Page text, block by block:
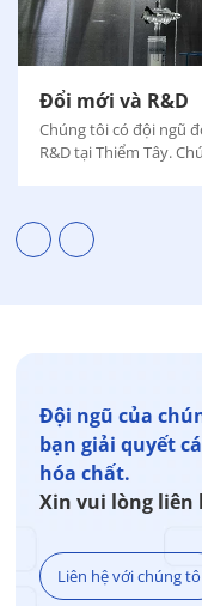
Đổi mới và R&D
Chúng tôi có đội ngũ
R&D tại Thiểm Tây.
Đội ngũ của
bạn giải quyết
hóa chất.
Xin vui lòng liên
Liên hệ với chúng